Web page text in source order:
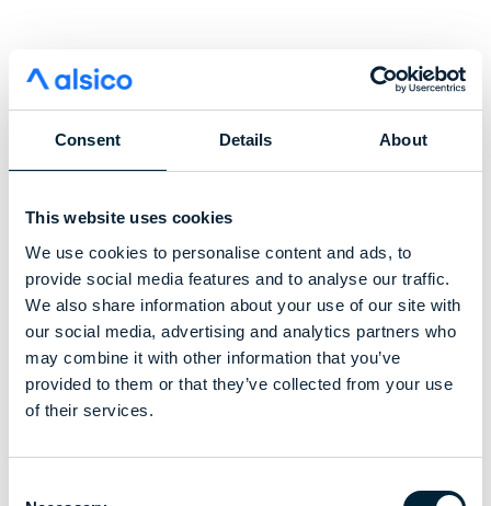
Consent Details About
This website uses cookies
We use cookies to personalise content and ads, to
provide social media features and to analyse our traffic.
We also share information about your use of our site with
our social media, advertising and analytics partners who
may combine it with other information that you’ve
provided to them or that they’ve collected from your use
of their services.